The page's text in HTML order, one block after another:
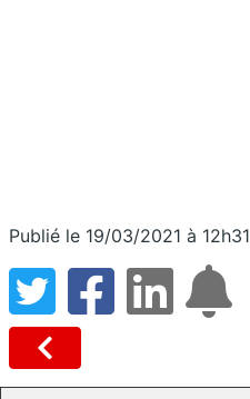
Publié le 19/03/2021 à 12h31